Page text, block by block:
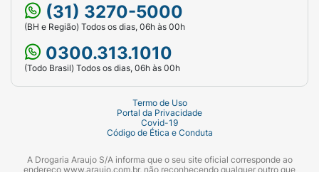
(31) 3270-5000
(BH e Região) Todos os dias, 06h às 00h
0300.313.1010
(Todo Brasil) Todos os dias, 06h às 00h
Termo de Uso
Portal da Privacidade
Covid-19
Código de Ética e Conduta
A Drogaria Araujo S/A informa que o seu site oficial corresponde ao
endereço www.araujo.com.br, não reconhecendo qualquer outro que